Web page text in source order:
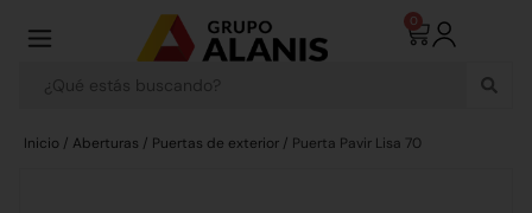
0
Inicio / Aberturas / Puertas de exterior / Puerta Pavir Lisa 70